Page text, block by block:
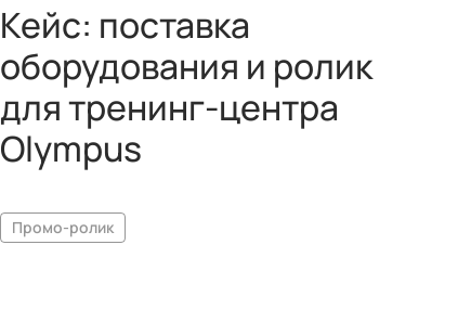
Кейс: поставка
оборудования и ролик
для тренинг-центра
Olympus
Промо-ролик